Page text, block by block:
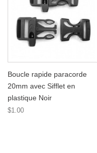
Boucle rapide paracorde
20mm avec Sifflet en
plastique Noir
$1.00